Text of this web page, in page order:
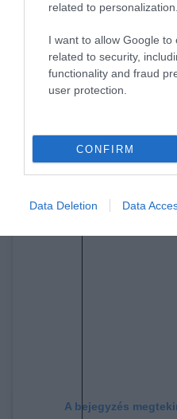
related to personalization.
I want to allow Google to
related to security,
functionality and fraud
user protection.
CONFIRM
Data Deletion Data
Ayia Napa az ország
amely gyönyörű
vonzza be az utazókat. Ez
hogy finom, friss tengeri
éttermek, élénk bárok és
5. Aljezur, Portugália
A bejegyzés